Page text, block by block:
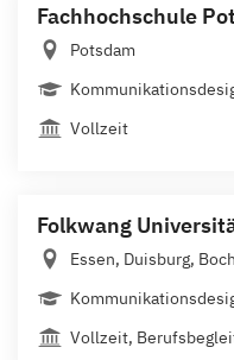
Fachhochschule
Potsdam
Vollzeit
Folkwang
Essen, Duisburg,
Vollzeit,